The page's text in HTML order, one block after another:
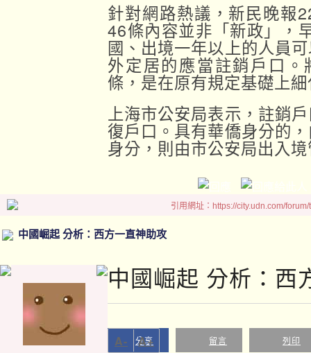
針對網路熱議，新民晚報
46條內容並非「新政」，
國、出境一年以上的人員
外定居的應當註銷戶口
條，是在原有規定基礎上
上海市公安局表示，註銷
復戶口。具有華僑身分的
身分，則由市公安局出入
引用網址：https://city.udn.com/
中國崛起 分析：西方一直神助攻
中國崛起 分析：西
分享 留言 列印
A- A+